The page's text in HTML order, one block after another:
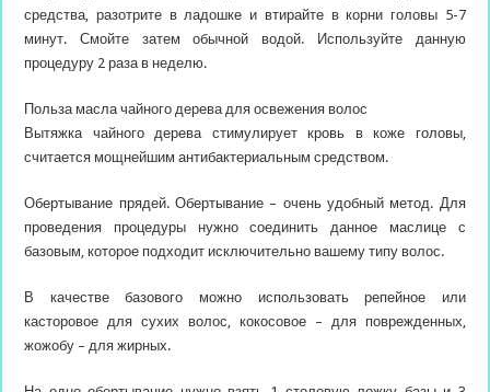
средства, разотрите в ладошке и втирайте в корни головы 5-7
минут. Смойте затем обычной водой. Используйте данную
процедуру 2 раза в неделю.
Польза масла чайного дерева для освежения волос
Вытяжка чайного дерева стимулирует кровь в коже головы,
считается мощнейшим антибактериальным средством.
Обертывание прядей. Обертывание – очень удобный метод. Для
проведения процедуры нужно соединить данное маслице с
базовым, которое подходит исключительно вашему типу волос.
В качестве базового можно использовать репейное или
касторовое для сухих волос, кокосовое – для поврежденных,
жожобу – для жирных.